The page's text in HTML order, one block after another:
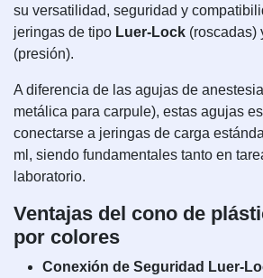
su versatilidad, seguridad y
jeringas de tipo Luer-Lock (roscadas)
(presión).
A diferencia de las agujas de
metálica para carpule), estas agujas
conectarse a jeringas de carga
ml, siendo fundamentales tanto en
laboratorio.
Ventajas del cono de
por colores
Conexión de Seguridad Luer-